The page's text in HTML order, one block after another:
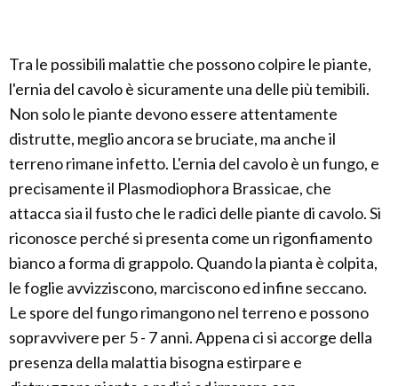
Tra le possibili malattie che possono colpire le piante,
l'ernia del cavolo è sicuramente una delle più temibili.
Non solo le piante devono essere attentamente
distrutte, meglio ancora se bruciate, ma anche il
terreno rimane infetto. L'ernia del cavolo è un fungo, e
precisamente il Plasmodiophora Brassicae, che
attacca sia il fusto che le radici delle piante di cavolo. Si
riconosce perché si presenta come un rigonfiamento
bianco a forma di grappolo. Quando la pianta è colpita,
le foglie avvizziscono, marciscono ed infine seccano.
Le spore del fungo rimangono nel terreno e possono
sopravvivere per 5 - 7 anni. Appena ci si accorge della
presenza della malattia bisogna estirpare e